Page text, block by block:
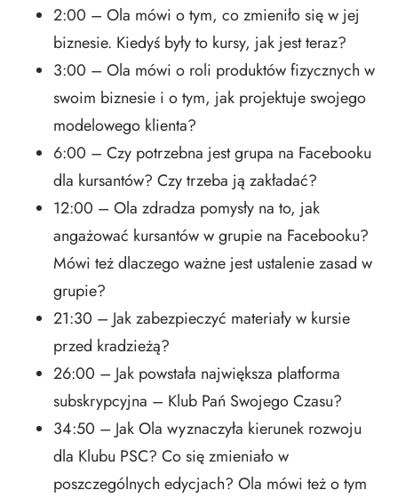
2:00 – Ola mówi o tym, co zmieniło się w jej
biznesie. Kiedyś były to kursy, jak jest teraz?
3:00 – Ola mówi o roli produktów fizycznych w
swoim biznesie i o tym, jak projektuje swojego
modelowego klienta?
6:00 – Czy potrzebna jest grupa na Facebooku
dla kursantów? Czy trzeba ją zakładać?
12:00 – Ola zdradza pomysły na to, jak
angażować kursantów w grupie na Facebooku?
Mówi też dlaczego ważne jest ustalenie zasad w
grupie?
21:30 – Jak zabezpieczyć materiały w kursie
przed kradzieżą?
26:00 – Jak powstała największa platforma
subskrypcyjna – Klub Pań Swojego Czasu?
34:50 – Jak Ola wyznaczyła kierunek rozwoju
dla Klubu PSC? Co się zmieniało w
poszczególnych edycjach? Ola mówi też o tym